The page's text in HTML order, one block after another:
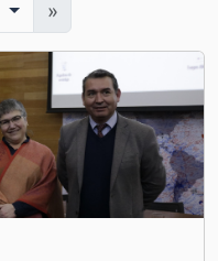
»